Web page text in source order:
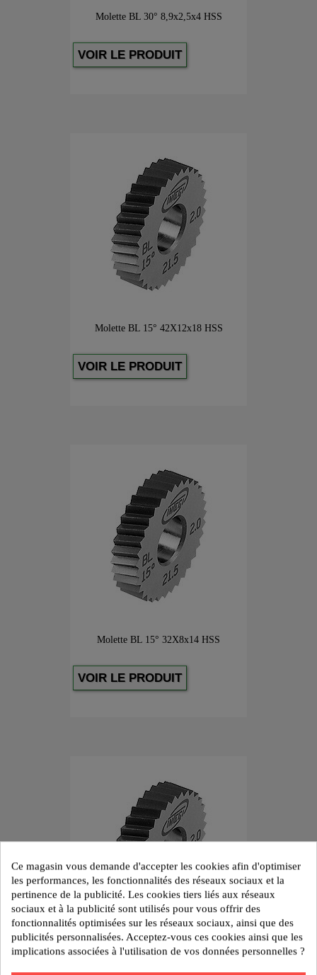
Molette BL 30° 8,9x2,5x4 HSS
VOIR LE PRODUIT
Molette BL 15° 42X12x18 HSS
VOIR LE PRODUIT
Molette BL 15° 32X8x14 HSS
VOIR LE PRODUIT
Molette BL 15° 25X6x8 HSS
Ce magasin vous demande d'accepter les cookies afin d'optimiser
les performances, les fonctionnalités des réseaux sociaux et la
pertinence de la publicité. Les cookies tiers liés aux réseaux
sociaux et à la publicité sont utilisés pour vous offrir des
fonctionnalités optimisées sur les réseaux sociaux, ainsi que des
publicités personnalisées. Acceptez-vous ces cookies ainsi que les
implications associées à l'utilisation de vos données personnelles ?